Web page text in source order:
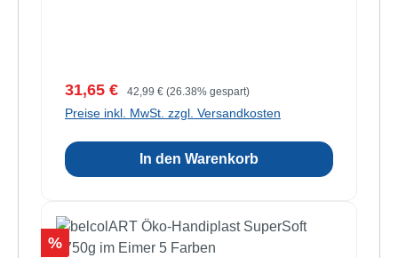
Verkaufspreis:
31,65 € Regulärer Preis:
42,99 € (26.38% gespart)
Preise inkl. MwSt. zzgl. Versandkosten
In den Warenkorb
Rabatt
%